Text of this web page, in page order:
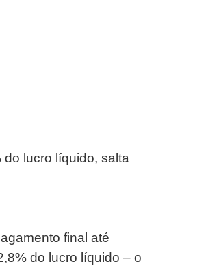
do lucro líquido, salta
final até
do lucro líquido – o